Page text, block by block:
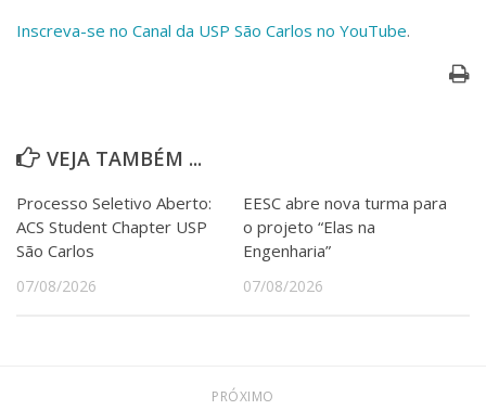
Inscreva-se no Canal da USP São Carlos no YouTube.
VEJA TAMBÉM ...
Processo Seletivo Aberto:
ACS Student Chapter USP
São Carlos
07/08/2026
EESC abre nova turma para
o projeto “Elas na
Engenharia”
07/08/2026
PRÓXIMO